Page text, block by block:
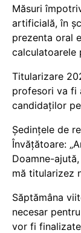
Măsuri
artificială, în
prezenta oral
calculatoarele
Titularizare
profesori va fi
candidaților
Ședințele de
Învățătoare:
Doamne-
mă titularizez
Săptămâna
necesar
vor fi